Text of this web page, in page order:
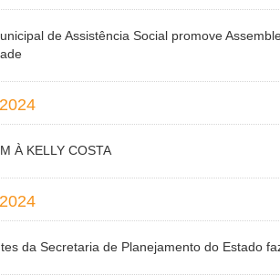
de Assistência Social promove
À KELLY COSTA
da Secretaria de Planejamento do Estado